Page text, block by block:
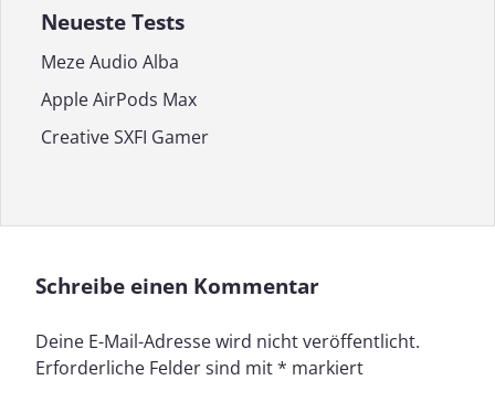
Neueste Tests
Meze Audio Alba
Apple AirPods Max
Creative SXFI Gamer
Schreibe einen Kommentar
Deine E-Mail-Adresse wird nicht veröffentlicht.
Erforderliche Felder sind mit* markiert